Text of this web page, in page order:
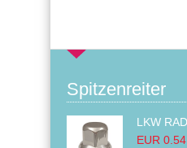
Spitzenreiter
EUR 0.54